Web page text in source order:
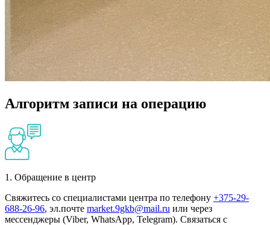
Алгоритм записи на операцию
1. Обращение в центр
Свяжитесь со специалистами центра по телефону +375-29-
688-26-96, эл.почте market.9gkb@mail.ru или через
мессенджеры (Viber, WhatsApp, Telegram). Связаться с